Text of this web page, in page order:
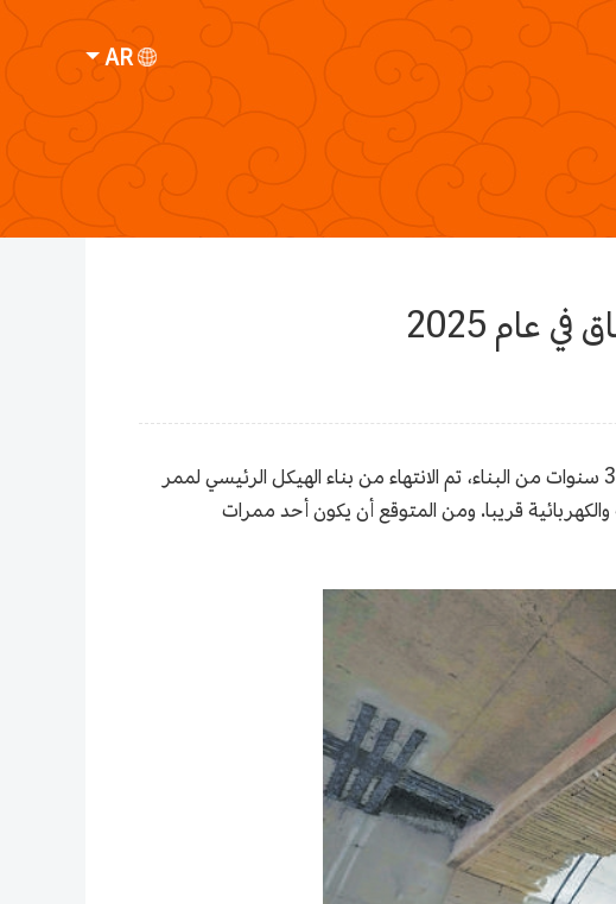
AR
عام 2025
تحت جسر قوه ماو المزدحم، فإن ممر التبديل لمحطة قوه ماو لمترو الأنفاق "تعيد عرضها" بهدوء. بعد أكثر من 3 سنوات من البناء، تم الانتهاء من بناء الهيكل الرئيسي لممر
قريبا. ومن المتوقع أن يكون أحد ممرات